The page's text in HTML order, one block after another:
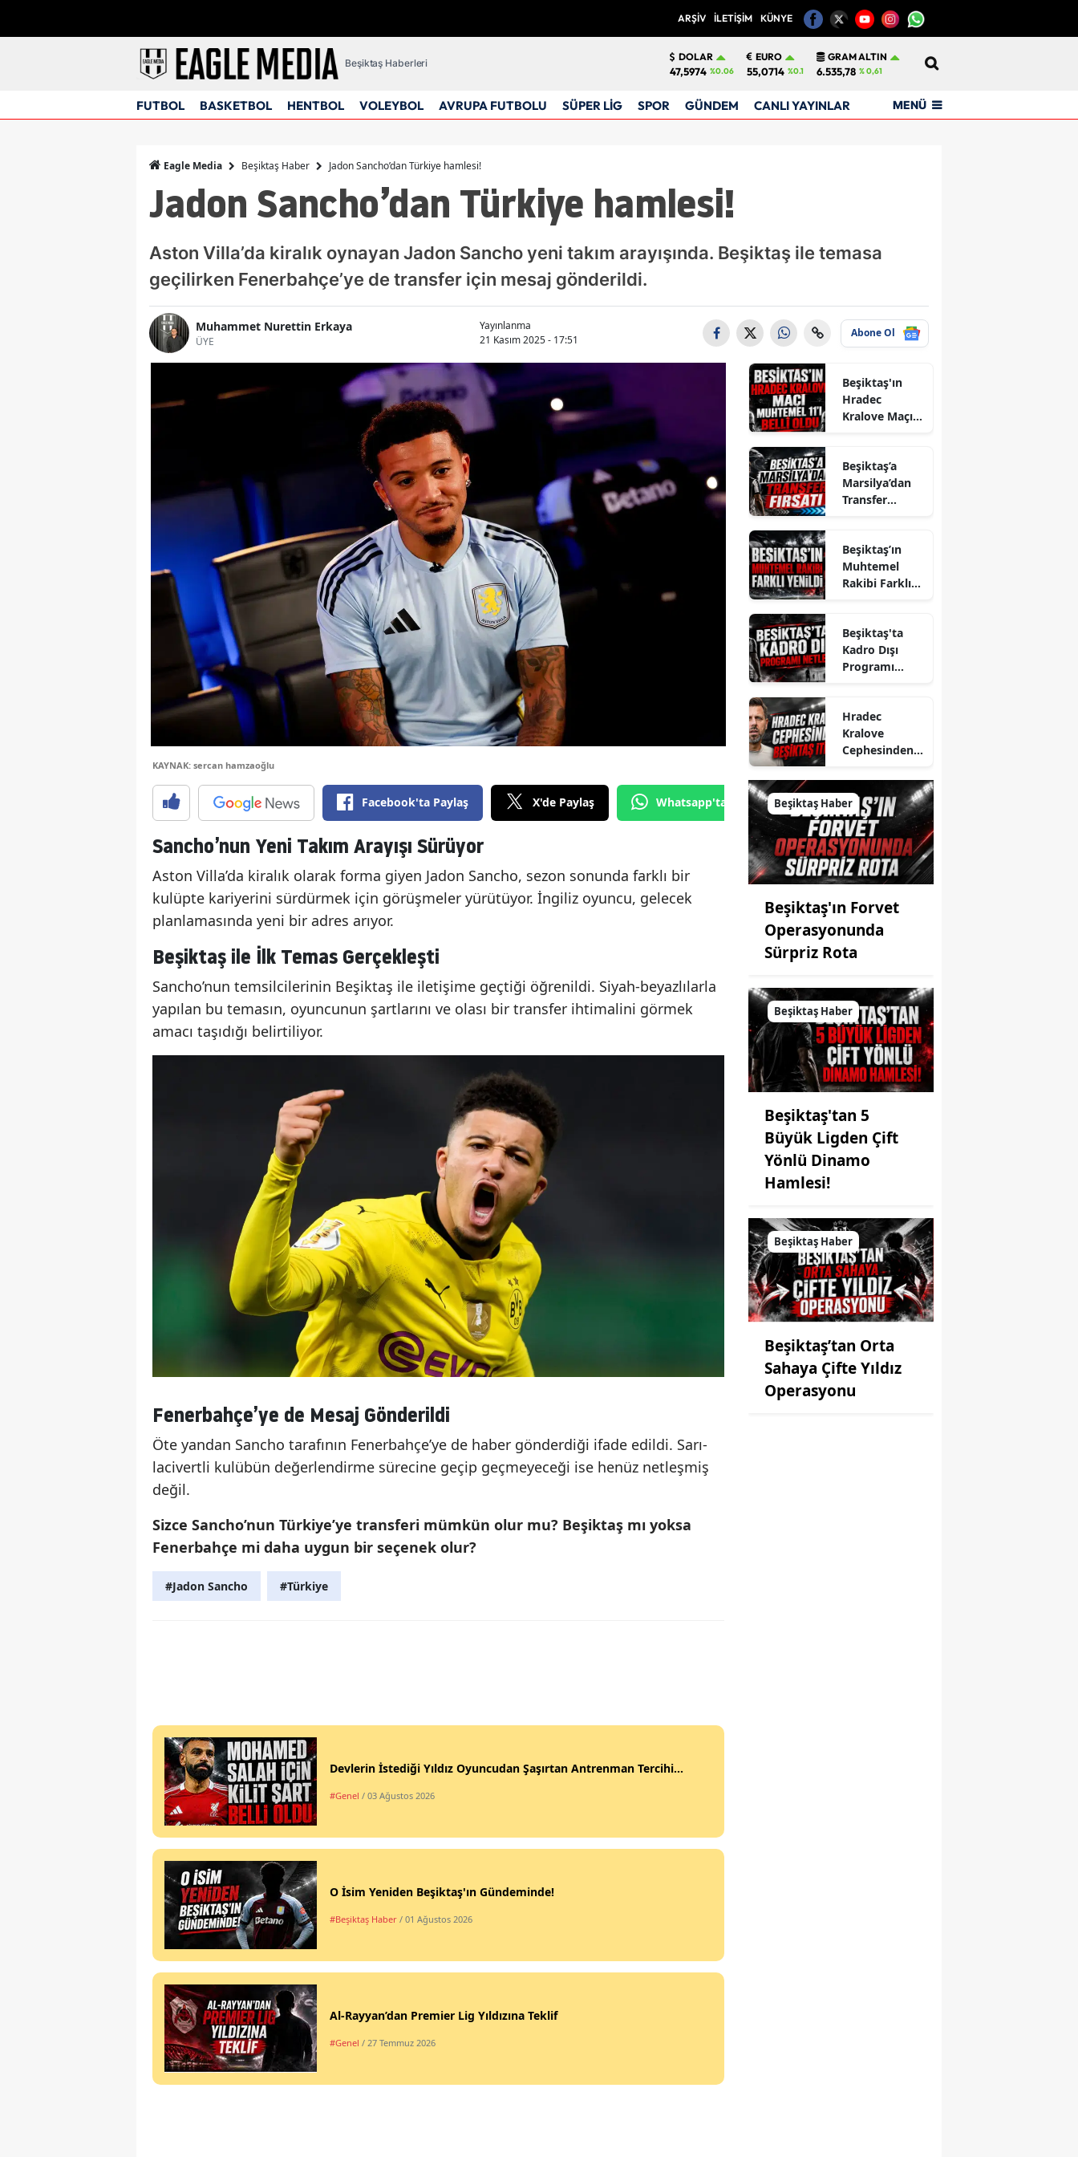
ARŞİV İLETİŞİM KÜNYE
Beşiktaş Haberleri
DOLAR
47,5974 %0.06
EURO
55,0714 %0.1
GRAM ALTIN
6.535,78 % 0,61
FUTBOL BASKETBOL HENTBOL VOLEYBOL AVRUPA FUTBOLU SÜPER LİG SPOR GÜNDEM CANLI YAYINLAR MENÜ
Eagle Media Beşiktaş Haber Jadon Sancho’dan Türkiye hamlesi!
Jadon Sancho’dan Türkiye hamlesi!
Aston Villa’da kiralık oynayan Jadon Sancho yeni takım arayışında. Beşiktaş ile temasa
geçilirken Fenerbahçe’ye de transfer için mesaj gönderildi.
Muhammet Nurettin Erkaya
ÜYE
Yayınlanma
21 Kasım 2025 - 17:51
Abone Ol
KAYNAK: sercan hamzaoğlu
Facebook'ta Paylaş X'de Paylaş Whatsapp'tan Gönder
Sancho’nun Yeni Takım Arayışı Sürüyor
Aston Villa’da kiralık olarak forma giyen Jadon Sancho, sezon sonunda farklı bir
kulüpte kariyerini sürdürmek için görüşmeler yürütüyor. İngiliz oyuncu, gelecek
planlamasında yeni bir adres arıyor.
Beşiktaş ile İlk Temas Gerçekleşti
Sancho’nun temsilcilerinin Beşiktaş ile iletişime geçtiği öğrenildi. Siyah-beyazlılarla
yapılan bu temasın, oyuncunun şartlarını ve olası bir transfer ihtimalini görmek
amacı taşıdığı belirtiliyor.
Fenerbahçe’ye de Mesaj Gönderildi
Öte yandan Sancho tarafının Fenerbahçe’ye de haber gönderdiği ifade edildi. Sarı-
lacivertli kulübün değerlendirme sürecine geçip geçmeyeceği ise henüz netleşmiş
değil.
Sizce Sancho’nun Türkiye’ye transferi mümkün olur mu? Beşiktaş mı yoksa
Fenerbahçe mi daha uygun bir seçenek olur?
#Jadon Sancho #Türkiye
Devlerin İstediği Yıldız Oyuncudan Şaşırtan Antrenman Tercihi...
#Genel / 03 Ağustos 2026
O İsim Yeniden Beşiktaş'ın Gündeminde!
#Beşiktaş Haber / 01 Ağustos 2026
Al-Rayyan’dan Premier Lig Yıldızına Teklif
#Genel / 27 Temmuz 2026
Beşiktaş'ın
Hradec
Kralove Maçı
Beşiktaş’a
Marsilya’dan
Transfer
Beşiktaş’ın
Muhtemel
Rakibi Farklı
Beşiktaş'ta
Kadro Dışı
Programı
Hradec
Kralove
Cephesinden
Beşiktaş Haber
Beşiktaş'ın Forvet
Operasyonunda
Sürpriz Rota
Beşiktaş Haber
Beşiktaş'tan 5
Büyük Ligden Çift
Yönlü Dinamo
Hamlesi!
Beşiktaş Haber
Beşiktaş’tan Orta
Sahaya Çifte Yıldız
Operasyonu